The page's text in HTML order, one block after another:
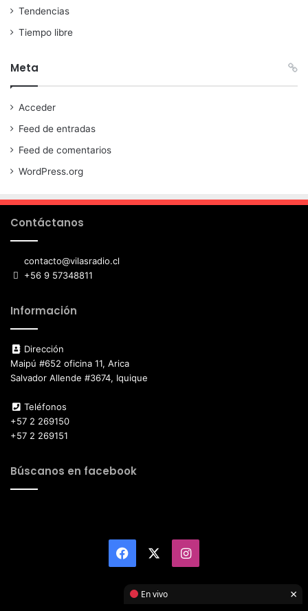
Tendencias
Tiempo libre
Meta
Acceder
Feed de entradas
Feed de comentarios
WordPress.org
Contáctanos
contacto@vilasradio.cl
+56 9 57348811
Información
Dirección
Maipú #652 oficina 11, Arica
Salvador Allende #3674, Iquique
Teléfonos
+57 2 269150
+57 2 269151
Búscanos en facebook
Facebook Instagram
En vivo ×